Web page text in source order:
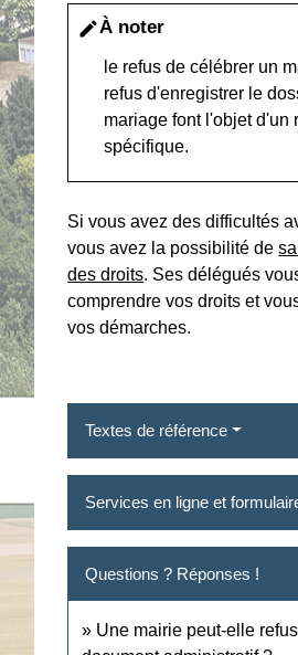
editÀ noter
le refus de célébrer un
refus d'enregistrer le
mariage font l'objet d'un
spécifique.
Si vous avez des difficultés
vous avez la possibilité de
des droits. Ses délégués
comprendre vos droits et
vos démarches.
Textes de référence
Services en ligne et
Questions ? Réponses !
Une mairie peut-elle